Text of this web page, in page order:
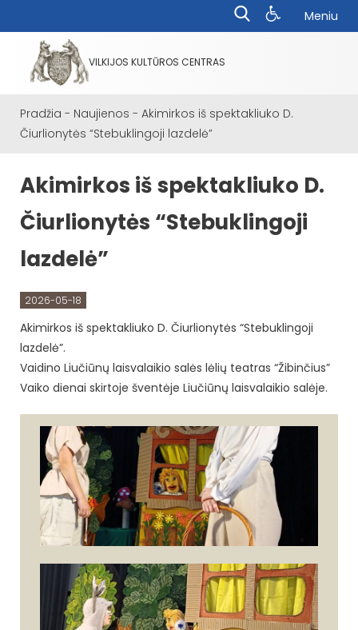
Meniu
VILKIJOS KULTŪROS CENTRAS
Pradžia - Naujienos - Akimirkos iš spektakliuko D.
Čiurlionytės “Stebuklingoji lazdelė”
Akimirkos iš spektakliuko D.
Čiurlionytės “Stebuklingoji
lazdelė”
2026-05-18
Akimirkos iš spektakliuko D. Čiurlionytės “Stebuklingoji
lazdelė”.
Vaidino Liučiūnų laisvalaikio salės lėlių teatras “Žibinčius”
Vaiko dienai skirtoje šventėje Liučiūnų laisvalaikio salėje.